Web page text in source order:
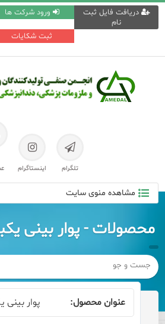
ورود شرکت ها
دریافت فایل ثبت
نام
ثبت شکایات
تلگرام اینستاگرام
مشاهده منوی سایت
محصولات - پوار بینی
پوار بینی